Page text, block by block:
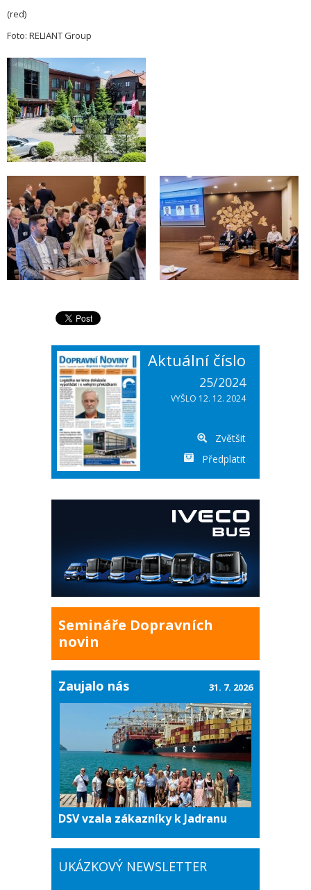
(red)
Foto: RELIANT Group
Aktuální číslo
25/2024
VYŠLO 12. 12. 2024
Zvětšit
Předplatit
Semináře Dopravních
novin
Zaujalo nás
DSV vzala zákazníky k Jadranu
31. 7. 2026
UKÁZKOVÝ NEWSLETTER